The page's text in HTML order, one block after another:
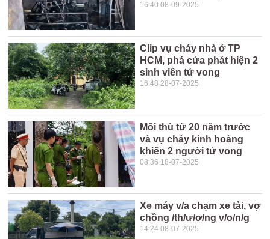
16:40 08-09-2025
Clip vụ cháy nhà ở TP
HCM, phá cửa phát hiện 2
sinh viên tử vong
16:48 28-07-2025
Mối thù từ 20 năm trước
và vụ cháy kinh hoàng
khiến 2 người tử vong
08:36 18-07-2025
Xe máy v/a chạm xe tải, vợ
chồng /th/ư/ơ/ng v/o/n/g
14:24 08-07-2025